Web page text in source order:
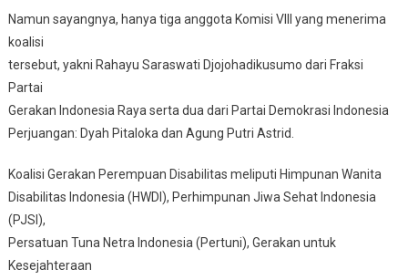
Namun sayangnya, hanya tiga anggota Komisi VIII yang menerima
koalisi
tersebut, yakni Rahayu Saraswati Djojohadikusumo dari Fraksi
Partai
Gerakan Indonesia Raya serta dua dari Partai Demokrasi Indonesia
Perjuangan: Dyah Pitaloka dan Agung Putri Astrid.
Koalisi Gerakan Perempuan Disabilitas meliputi Himpunan Wanita
Disabilitas Indonesia (HWDI), Perhimpunan Jiwa Sehat Indonesia
(PJSI),
Persatuan Tuna Netra Indonesia (Pertuni), Gerakan untuk
Kesejahteraan